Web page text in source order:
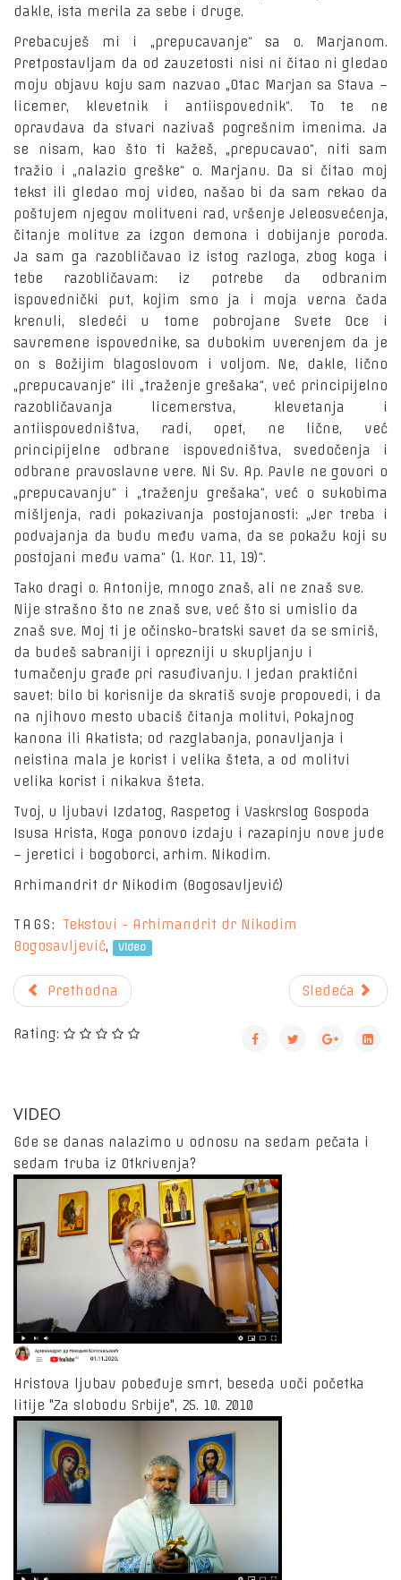
dakle, ista merila za sebe i druge.
Prebacuješ mi i „prepucavanje“ sa o. Marjanom.
Pretpostavljam da od zauzetosti nisi ni čitao ni gledao
moju objavu koju sam nazvao „Otac Marjan sa Stava –
licemer, klevetnik i antiispovednik“. To te ne
opravdava da stvari nazivaš pogrešnim imenima. Ja
se nisam, kao što ti kažeš, „prepucavao“, niti sam
tražio i „nalazio greške“ o. Marjanu. Da si čitao moj
tekst ili gledao moj video, našao bi da sam rekao da
poštujem njegov molitveni rad, vršenje Jeleosvećenja,
čitanje molitve za izgon demona i dobijanje poroda.
Ja sam ga razobličavao iz istog razloga, zbog koga i
tebe razobličavam: iz potrebe da odbranim
ispovednički put, kojim smo ja i moja verna čada
krenuli, sledeći u tome pobrojane Svete Oce i
savremene ispovednike, sa dubokim uverenjem da je
on s Božijim blagoslovom i voljom. Ne, dakle, lično
„prepucavanje“ ili „traženje grešaka“, već principijelno
razobličavanja licemerstva, klevetanja i
antiispovedništva, radi, opet, ne lične, već
principijelne odbrane ispovedništva, svedočenja i
odbrane pravoslavne vere. Ni Sv. Ap. Pavle ne govori o
„prepucavanju“ i „traženju grešaka“, već o sukobima
mišljenja, radi pokazivanja postojanosti: „Jer treba i
podvajanja da budu među vama, da se pokažu koji su
postojani među vama“ (1. Kor. 11, 19)“.
Tako dragi o. Antonije, mnogo znaš, ali ne znaš sve.
Nije strašno što ne znaš sve, već što si umislio da
znaš sve. Moj ti je očinsko-bratski savet da se smiriš,
da budeš sabraniji i oprezniji u skupljanju i
tumačenju građe pri rasuđivanju. I jedan praktični
savet: bilo bi korisnije da skratiš svoje propovedi, i da
na njihovo mesto ubaciš čitanja molitvi, Pokajnog
kanona ili Akatista; od razglabanja, ponavljanja i
neistina mala je korist i velika šteta, a od molitvi
velika korist i nikakva šteta.
Tvoj, u ljubavi Izdatog, Raspetog i Vaskrslog Gospoda
Isusa Hrista, Koga ponovo izdaju i razapinju nove jude
– jeretici i bogoborci, arhim. Nikodim.
Arhimandrit dr Nikodim (Bogosavljević)
TAGS: Tekstovi - Arhimandrit dr Nikodim
Bogosavljević, Video
Prethodna Sledeća
Rating:
VIDEO
Gde se danas nalazimo u odnosu na sedam pečata i
sedam truba iz Otkrivenja?
Hristova ljubav pobeđuje smrt, beseda uoči početka
litije "Za slobodu Srbije", 25. 10. 2010